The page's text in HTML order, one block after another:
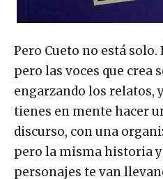
Pero Cueto no está
pero las voces que crea
engarzando los relatos,
tienes en mente hacer
discurso, con una
pero la misma historia
personajes te van